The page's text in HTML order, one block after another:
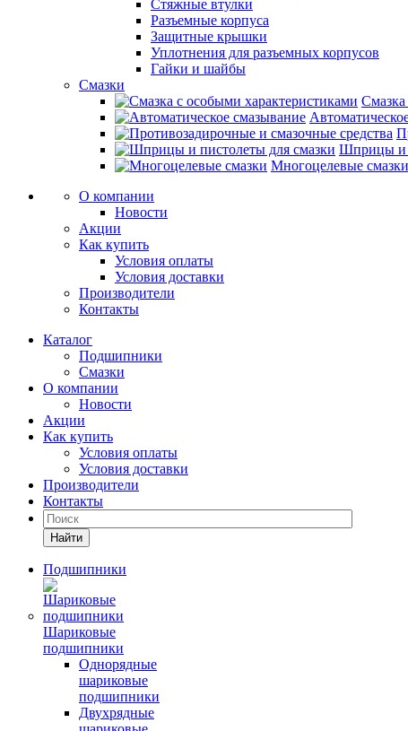
Стяжные втулки
Разъемные корпуса
Защитные крышки
Уплотнения для разъемных корпусов
Гайки и шайбы
Смазки
Смазка
Шприцы и
Многоцелевые смазки
О компании
Новости
Акции
Как купить
Условия оплаты
Условия доставки
Производители
Контакты
Каталог
Подшипники
Смазки
О компании
Новости
Акции
Как купить
Условия оплаты
Условия доставки
Производители
Контакты
Найти
Подшипники
Шариковые
подшипники
Однорядные
шариковые
подшипники
Двухрядные